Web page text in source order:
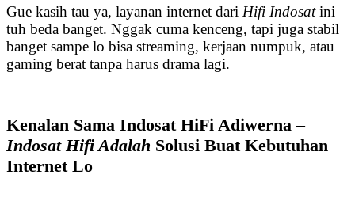
Gue kasih tau ya, layanan internet dari Hifi Indosatini
tuh beda banget. Nggak cuma kenceng, tapi juga stabil
banget sampe lo bisa streaming, kerjaan numpuk, atau
gaming berat tanpa harus drama lagi.
Kenalan Sama Indosat HiFi Adiwerna –
Indosat Hifi Adalah Solusi Buat Kebutuhan
Internet Lo